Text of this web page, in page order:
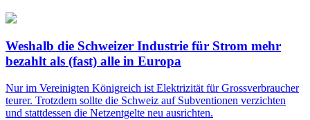
Weshalb die Schweizer Industrie für Strom mehr
bezahlt als (fast) alle in Europa
Nur im Vereinigten Königreich ist Elektrizität für Grossverbraucher
teurer. Trotzdem sollte die Schweiz auf Subventionen verzichten
und stattdessen die Netzentgelte neu ausrichten.